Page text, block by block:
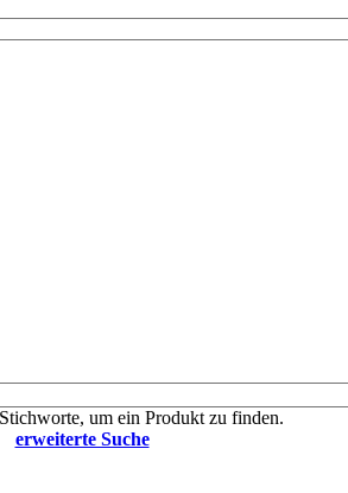
um ein Produkt zu finden.
erweiterte Suche